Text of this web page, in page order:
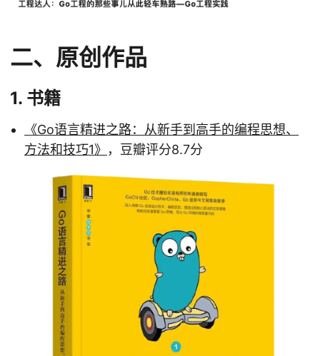
二、原创作品
1. 书籍
《Go语言精进之路：从新手到高手的编程思想、
方法和技巧1》 ，豆瓣评分8.7分